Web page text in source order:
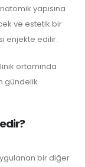
yapısına
ve estetik bir
enjekte edilir.
ortamında
gündelik
bir diğer